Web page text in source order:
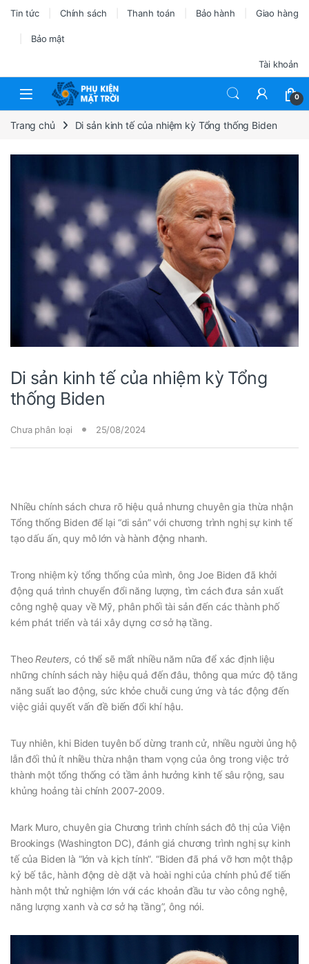
Tin tức Chính sách Thanh toán Bảo hành Giao hàng
Bảo mật
Tài khoản
0
Trang chủ Di sản kinh tế của nhiệm kỳ Tổng thống Biden
Di sản kinh tế của nhiệm kỳ Tổng
thống Biden
Chưa phân loại 25/08/2024
Nhiều chính sách chưa rõ hiệu quả nhưng chuyên gia thừa nhận
Tổng thống Biden để lại “di sản” với chương trình nghị sự kinh tế
tạo dấu ấn, quy mô lớn và hành động nhanh.
Trong nhiệm kỳ tổng thống của mình, ông Joe Biden đã khởi
động quá trình chuyển đổi năng lượng, tìm cách đưa sản xuất
công nghệ quay về Mỹ, phân phối tài sản đến các thành phố
kém phát triển và tái xây dựng cơ sở hạ tầng.
Theo Reuters, có thể sẽ mất nhiều năm nữa để xác định liệu
những chính sách này hiệu quả đến đâu, thông qua mức độ tăng
năng suất lao động, sức khỏe chuỗi cung ứng và tác động đến
việc giải quyết vấn đề biến đổi khí hậu.
Tuy nhiên, khi Biden tuyên bố dừng tranh cử, nhiều người ủng hộ
lẫn đối thủ ít nhiều thừa nhận tham vọng của ông trong việc trở
thành một tổng thống có tầm ảnh hưởng kinh tế sâu rộng, sau
khủng hoảng tài chính 2007-2009.
Mark Muro, chuyên gia Chương trình chính sách đô thị của Viện
Brookings (Washington DC), đánh giá chương trình nghị sự kinh
tế của Biden là “lớn và kịch tính”. “Biden đã phá vỡ hơn một thập
kỷ bế tắc, hành động dè dặt và hoài nghi của chính phủ để tiến
hành một thử nghiệm lớn với các khoản đầu tư vào công nghệ,
năng lượng xanh và cơ sở hạ tầng”, ông nói.